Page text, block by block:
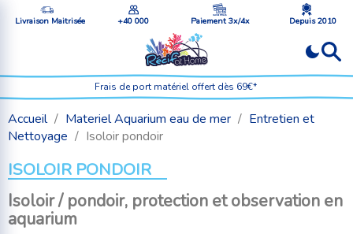
Livraison Maitrisée +40 000 Paiement 3x/4x Depuis 2010
Frais de port matériel offert dès 69€*
Accueil Materiel Aquarium eau de mer
Entretien et
Nettoyage
Isoloir pondoir
ISOLOIR PONDOIR
Isoloir / pondoir, protection et observation en
aquarium